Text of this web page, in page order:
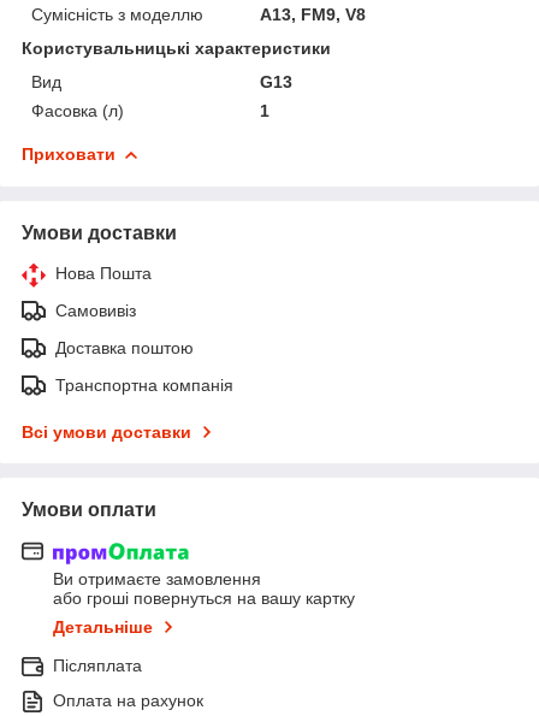
Сумісність з моделлю
A13, FM9, V8
Користувальницькі характеристики
Вид
G13
Фасовка (л)
1
Приховати
Умови доставки
Нова Пошта
Самовивіз
Доставка поштою
Транспортна компанія
Всі умови доставки
Умови оплати
Ви отримаєте замовлення
або гроші повернуться на вашу картку
Детальніше
Післяплата
Оплата на рахунок